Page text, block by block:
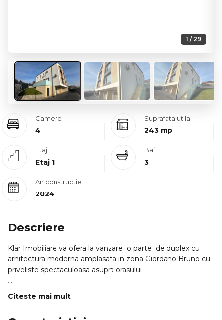
1 / 29
Camere
4
Suprafata utila
243 mp
Etaj
Etaj 1
Bai
3
An constructie
2024
Descriere
Klar Imobiliare va ofera la vanzare o parte de duplex cu
arhitectura moderna amplasata in zona Giordano Bruno cu
priveliste spectaculoasa asupra orasului
Imobilul are 243 mp dispus pe mai multe nivelurioferind un
Citeste mai mult